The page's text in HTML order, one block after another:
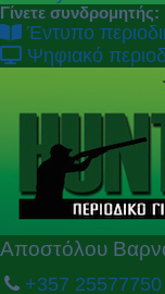
r
e
v
e
x
t
Γίνετε συνδρομητής:
Έντυπο
Ψηφιακό
Αποστόλου
+357 25577750